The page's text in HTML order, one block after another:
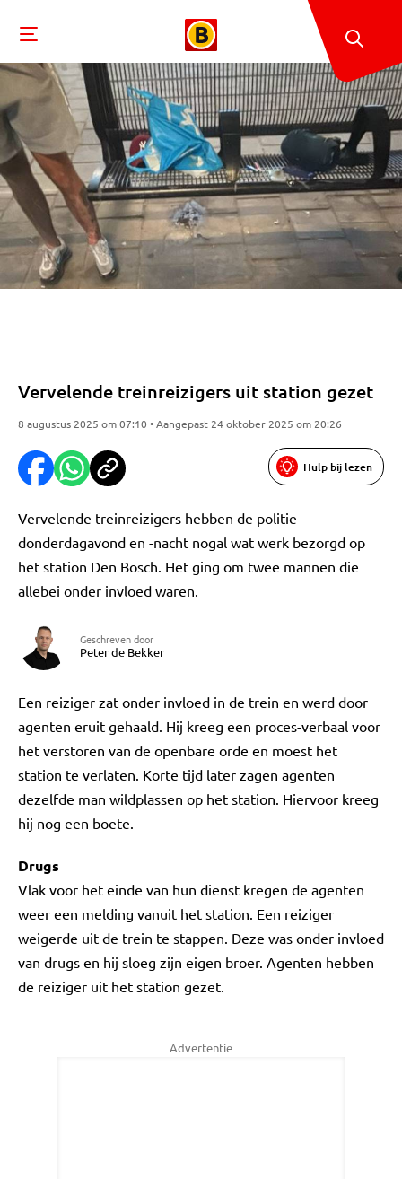
Vervelende treinreizigers uit station gezet
8 augustus 2025 om 07:10 • Aangepast 24 oktober 2025 om 20:26
Hulp bij lezen
Vervelende treinreizigers hebben de politie
donderdagavond en -nacht nogal wat werk bezorgd op
het station Den Bosch. Het ging om twee mannen die
allebei onder invloed waren.
Geschreven door
Peter de Bekker
Een reiziger zat onder invloed in de trein en werd door
agenten eruit gehaald. Hij kreeg een proces-verbaal voor
het verstoren van de openbare orde en moest het
station te verlaten. Korte tijd later zagen agenten
dezelfde man wildplassen op het station. Hiervoor kreeg
hij nog een boete.
Drugs
Vlak voor het einde van hun dienst kregen de agenten
weer een melding vanuit het station. Een reiziger
weigerde uit de trein te stappen. Deze was onder invloed
van drugs en hij sloeg zijn eigen broer. Agenten hebben
de reiziger uit het station gezet.
Advertentie